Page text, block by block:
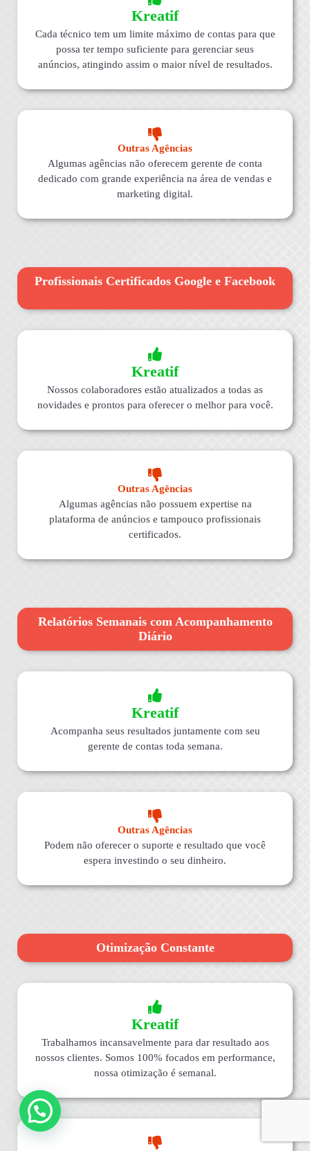
Kreatif
Cada técnico tem um limite máximo de contas para que
possa ter tempo suficiente para gerenciar seus
anúncios, atingindo assim o maior nível de resultados.
Outras Agências
Algumas agências não oferecem gerente de conta
dedicado com grande experiência na área de vendas e
marketing digital.
Profissionais Certificados Google e Facebook
Kreatif
Nossos colaboradores estão atualizados a todas as
novidades e prontos para oferecer o melhor para você.
Outras Agências
Algumas agências não possuem expertise na
plataforma de anúncios e tampouco profissionais
certificados.
Relatórios Semanais com Acompanhamento
Diário
Kreatif
Acompanha seus resultados juntamente com seu
gerente de contas toda semana.
Outras Agências
Podem não oferecer o suporte e resultado que você
espera investindo o seu dinheiro.
Otimização Constante
Kreatif
Trabalhamos incansavelmente para dar resultado aos
nossos clientes. Somos 100% focados em performance,
nossa otimização é semanal.